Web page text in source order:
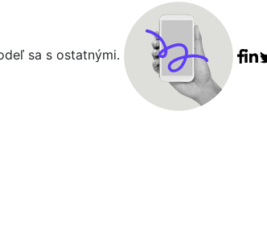
sa s ostatnými.